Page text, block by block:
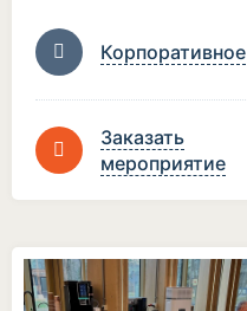
Корпоративное
Заказать
мероприятие